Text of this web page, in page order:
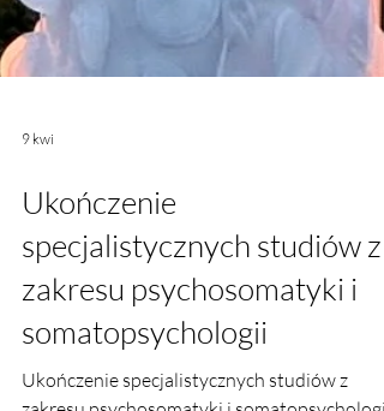
9 kwi
Ukończenie
specjalistycznych studiów z
zakresu psychosomatyki i
somatopsychologii